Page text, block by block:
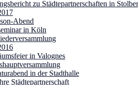
zu Städtepartnerschaften in
Abend
in Köln
in Valognes
in der Stadthalle
Städtepartnerschaft